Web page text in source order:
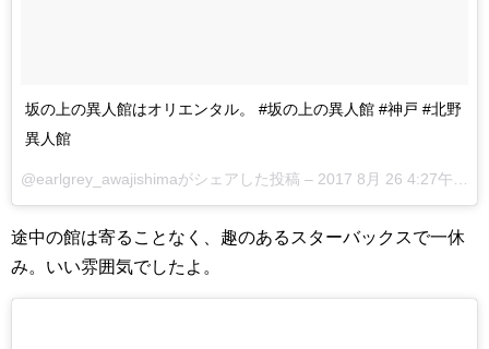
坂の上の異人館はオリエンタル。 #坂の上の異人館 #神戸 #北野
異人館
@earlgrey_awajishimaがシェアした投稿 – 2017 8月 26 4:27午前 PDT
途中の館は寄ることなく、趣のあるスターバックスで一休
み。いい雰囲気でしたよ。